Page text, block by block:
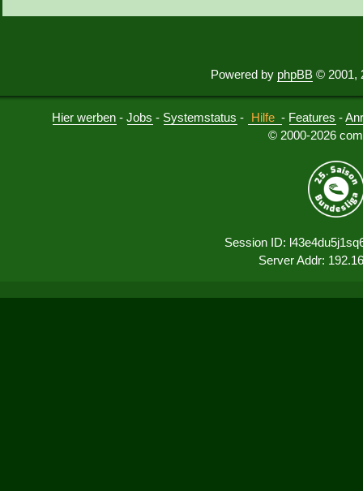
Powered by phpBB © 2001,
Hier werben -Jobs - Systemstatus - Hilfe - Features -
© 2000-2026
Session ID:
Server Addr: